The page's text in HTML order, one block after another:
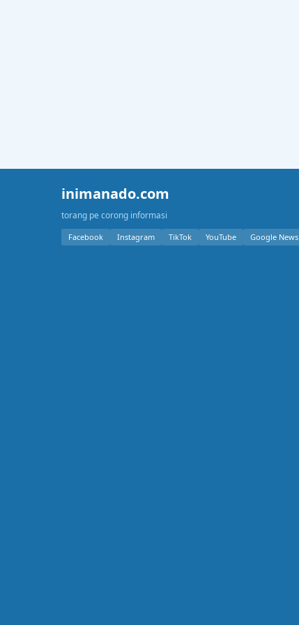
inimanado.com
torang pe corong informasi
Facebook Instagram TikTok YouTube Google News